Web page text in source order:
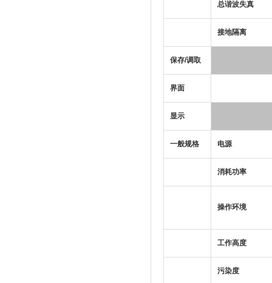
总谐波失真
接地隔离
保存/调取
界面
显示
一般规格 电源
消耗功率
操作环境
工作高度
污染度